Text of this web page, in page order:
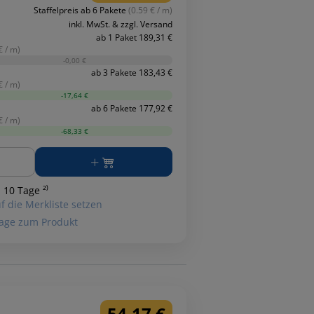
Staffelpreis ab 6 Pakete (0.59 € / m)
inkl. MwSt. & zzgl. Versand
ab 1 Paket 189,31 €
/ m)
-0,00 €
ab 3 Pakete 183,43 €
/ m)
-17,64 €
ab 6 Pakete 177,92 €
/ m)
-68,33 €
Tage ²⁾
die Merkliste setzen
zum Produkt